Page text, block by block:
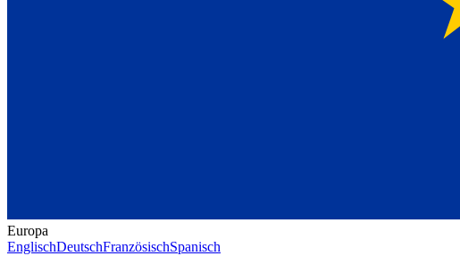
Europa
EnglischDeutschFranzösischSpanisch